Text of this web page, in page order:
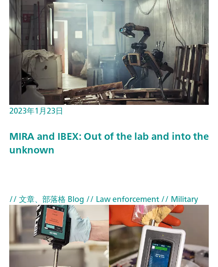
2023年1月23日
MIRA and IBEX: Out of the lab and into the
unknown
// 文章、部落格 Blog // Law enforcement// Military